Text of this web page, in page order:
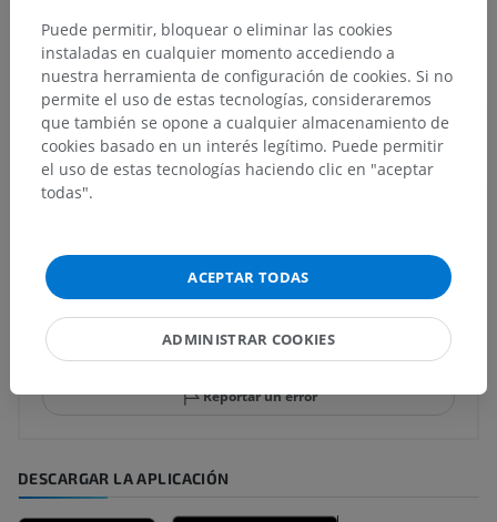
Anatomía comparada en animales
Traducciones
¿Ha detectado un error?
No dude en sugerir una corrección, traducción o
mejora de contenido.
Reportar un error
DESCARGAR LA APLICACIÓN
Puede permitir, bloquear o eliminar las cookies
instaladas en cualquier momento accediendo a
nuestra herramienta de configuración de cookies. Si no
permite el uso de estas tecnologías, consideraremos
que también se opone a cualquier almacenamiento de
cookies basado en un interés legítimo. Puede permitir
el uso de estas tecnologías haciendo clic en "aceptar
todas".
ACEPTAR TODAS
ADMINISTRAR COOKIES